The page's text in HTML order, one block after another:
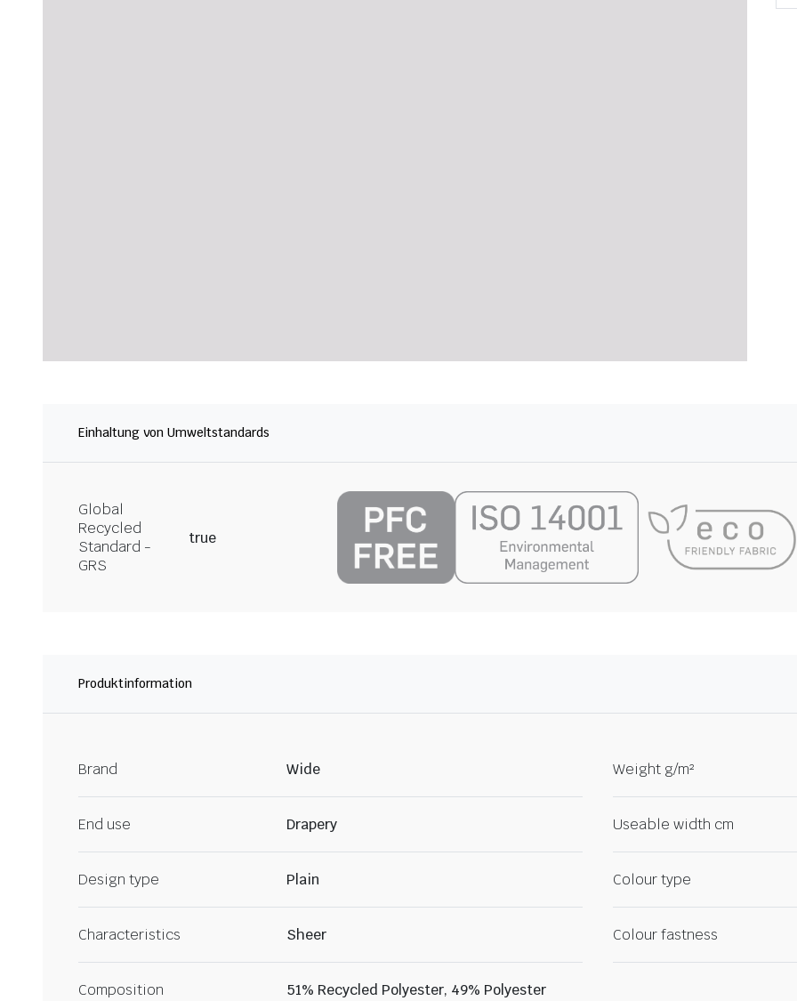
Einhaltung von Umweltstandards
Global
Recycled
Standard -
GRS
true
Produktinformation
Brand Wide Weight g/m²
End use Drapery Useable width cm
Design type Plain Colour type
Characteristics Sheer Colour fastness
Composition 51% Recycled Polyester, 49% Polyester